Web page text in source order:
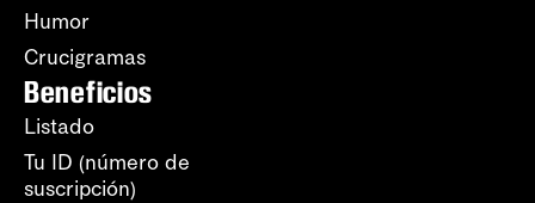
Humor
Crucigramas
Beneficios
Listado
Tu ID (número de
suscripción)